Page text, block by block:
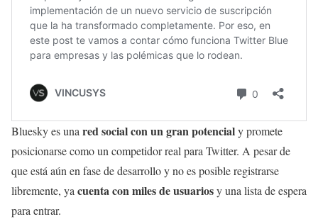
Bluesky es una red social con un gran potencialy promete
posicionarse como un competidor real para Twitter. A pesar de
que está aún en fase de desarrollo y no es posible registrarse
libremente, ya cuenta con miles de usuariosy una lista de espera
para entrar.